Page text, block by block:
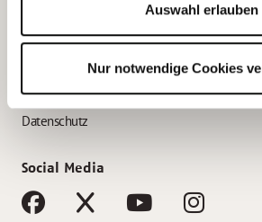
Auswahl erlauben
Nur notwendige Cookies
AWO Gliederungen nach Bundesland
Impressum
Datenschutz
Social Media